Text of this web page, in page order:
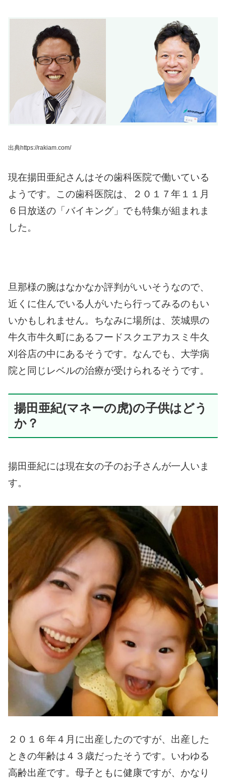
出典https://rakiam.com/
現在揚田亜紀さんはその歯科医院で働いている
ようです。 この歯科医院は、２０１７年１１月
６日放送の「バイキング」でも特集が組まれま
した。
旦那様の腕はなかなか評判がいいそうなので、
近くに住んでいる人がいたら行ってみるのもい
いかもしれません。 ちなみに場所は、茨城県の
牛久市牛久町にあるフードスクエアカスミ牛久
刈谷店の中にあるそうです。 なんでも、大学病
院と同じレベルの治療が受けられるそうです。
揚田亜紀(マネーの虎)の子供はどう
か？
揚田亜紀には現在女の子のお子さんが一人いま
す。
２０１６年４月に出産したのですが、出産した
ときの年齢は４３歳だったそうです。 いわゆる
高齢出産です。 母子ともに健康ですが、かなり